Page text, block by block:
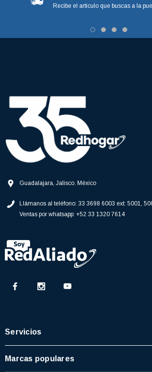
Recibe el artículo que buscas a la
Guadalajara, Jalisco. México
Llámanos al teléfono: 33 3698 6003 ext: 5001,
Ventas por whatsapp: +52 33 1320 7614
Servicios
Marcas populares